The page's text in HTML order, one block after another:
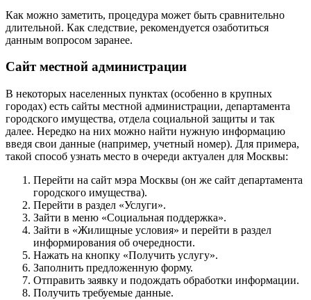
Как можно заметить, процедура может быть сравнительно
длительной. Как следствие, рекомендуется озаботиться
данным вопросом заранее.
Сайт местной администрации
В некоторых населенных пунктах (особенно в крупных
городах) есть сайты местной администрации, департамента
городского имущества, отдела социальной защиты и так
далее. Нередко на них можно найти нужную информацию
введя свои данные (например, учетный номер). Для примера,
такой способ узнать место в очереди актуален для Москвы:
Перейти на сайт мэра Москвы (он же сайт департамента
городского имущества).
Перейти в раздел «Услуги».
Зайти в меню «Социальная поддержка».
Зайти в «Жилищные условия» и перейти в раздел
информирования об очередности.
Нажать на кнопку «Получить услугу».
Заполнить предложенную форму.
Отправить заявку и подождать обработки информации.
Получить требуемые данные.